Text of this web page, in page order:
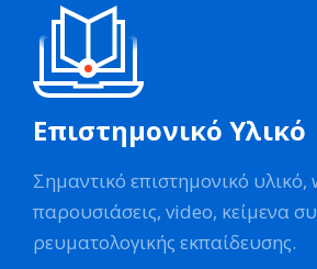
Επιστημονικό Υλικό
Σημαντικό επιστημονικό
παρουσιάσεις, video, κείμενα
ρευματολογικής εκπαίδευσης.